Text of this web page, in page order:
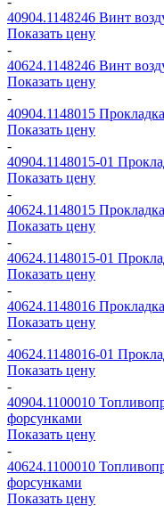
40904.1148246 Винт
Показать цену
-
40624.1148246 Винт
Показать цену
-
40904.1148015
Показать цену
-
40904.1148015-01
Показать цену
-
40624.1148015
Показать цену
-
40624.1148015-01
Показать цену
-
40624.1148016
Показать цену
-
40624.1148016-01
Показать цену
-
40904.1100010
форсунками
Показать цену
-
40624.1100010
форсунками
Показать цену